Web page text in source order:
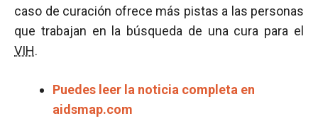
caso de curación ofrece más pistas a las personas
que trabajan en la búsqueda de una cura para el
VIH.
Puedes leer la noticia completa en
aidsmap.com